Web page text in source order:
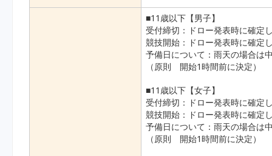
■11歳以下【男子】
受付締切：ドロー発表時に確定
競技開始：ドロー発表時に確定
予備日について：雨天の場合は
（原則 開始1時間前に決定）
■11歳以下【女子】
受付締切：ドロー発表時に確定
競技開始：ドロー発表時に確定
予備日について：雨天の場合は
（原則 開始1時間前に決定）